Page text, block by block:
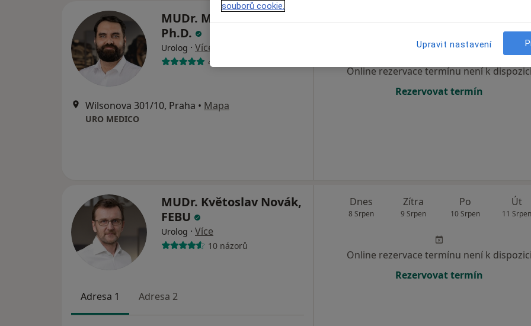
MUDr. Marek Gojdič,
Ph.D.
Urolog · Více
40 názorů
Wilsonova 301/10, Praha • Mapa
URO MEDICO
11
Online rezervace termínu není k
Rezervovat termín
MUDr. Květoslav Novák,
FEBU
Urolog · Více
10 názorů
Adresa 1 Adresa 2
Dnes
8 Srpen
Zítra
9 Srpen
Po
10 Srpen
Út
11 Srpen
Online rezervace termínu není k dispozici
Rezervovat termín
souborů cookie.
Upravit nastavení